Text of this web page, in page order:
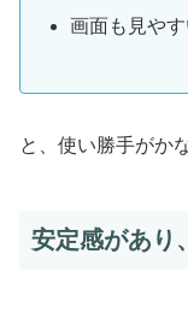
画面も見やす
と、使い勝手がか
安定感があり